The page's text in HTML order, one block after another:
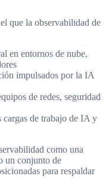
que la observabilidad de
en entornos de nube,
impulsados por la IA
de redes, seguridad
cargas de trabajo de IA y
como una
un conjunto de
para respaldar